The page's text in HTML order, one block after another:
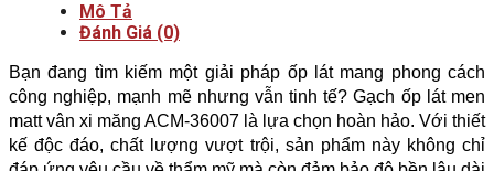
Mô Tả
Đánh Giá (0)
Bạn đang tìm kiếm một giải pháp ốp lát mang phong cách
công nghiệp, mạnh mẽ nhưng vẫn tinh tế? Gạch ốp lát men
matt vân xi măng ACM-36007 là lựa chọn hoàn hảo. Với thiết
kế độc đáo, chất lượng vượt trội, sản phẩm này không chỉ